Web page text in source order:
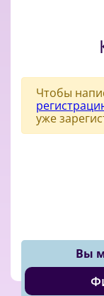
Чтобы
уже
Вы